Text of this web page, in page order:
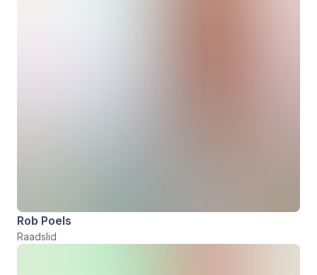
Rob Poels
Raadslid